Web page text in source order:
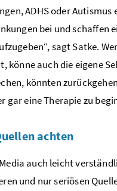
ADHS oder
bei und schaffen
sagt Satke.
könne auch die eigene
könnten
gar eine Therapie zu
achten
auch leicht
und nur seriösen